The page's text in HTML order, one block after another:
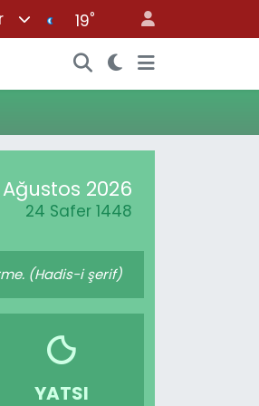
19°
2026
24 Safer 1448
(Hadis-i şerif)
YATSI